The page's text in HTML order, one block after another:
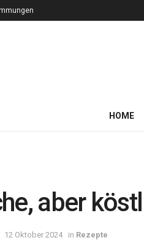
HOME
aber
12 Oktober 2024 in Rezepte